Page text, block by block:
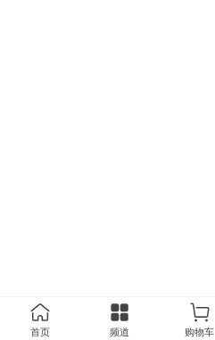
首页 频道 购物车